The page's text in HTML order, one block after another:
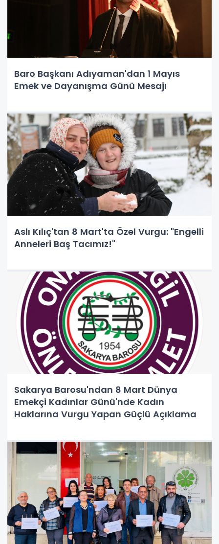
Baro Başkanı Adıyaman'dan 1 Mayıs
Emek ve Dayanışma Günü Mesajı
Aslı Kılıç'tan 8 Mart'ta Özel Vurgu: "Engelli
Anneleri Baş Tacımız!"
Sakarya Barosu'ndan 8 Mart Dünya
Emekçi Kadınlar Günü'nde Kadın
Haklarına Vurgu Yapan Güçlü Açıklama